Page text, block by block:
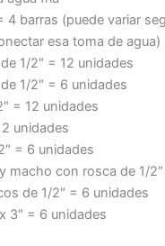
4 barras (puede variar
esa toma de agua)
1/2″ = 12 unidades
1/2″ = 6 unidades
= 12 unidades
unidades
= 6 unidades
macho con rosca de 1/
de 1/2″ = 6 unidades
3″ = 6 unidades